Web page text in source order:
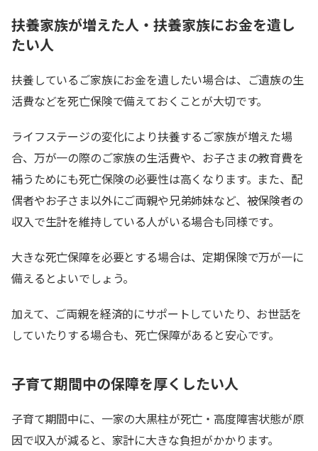
扶養家族が増えた人・扶養家族にお金を遺し
たい人
扶養しているご家族にお金を遺したい場合は、ご遺族の生
活費などを死亡保険で備えておくことが大切です。
ライフステージの変化により扶養するご家族が増えた場
合、万が一の際のご家族の生活費や、お子さまの教育費を
補うためにも死亡保険の必要性は高くなります。また、配
偶者やお子さま以外にご両親や兄弟姉妹など、被保険者の
収入で生計を維持している人がいる場合も同様です。
大きな死亡保障を必要とする場合は、定期保険で万が一に
備えるとよいでしょう。
加えて、ご両親を経済的にサポートしていたり、お世話を
していたりする場合も、死亡保障があると安心です。
子育て期間中の保障を厚くしたい人
子育て期間中に、一家の大黒柱が死亡・高度障害状態が原
因で収入が減ると、家計に大きな負担がかかります。